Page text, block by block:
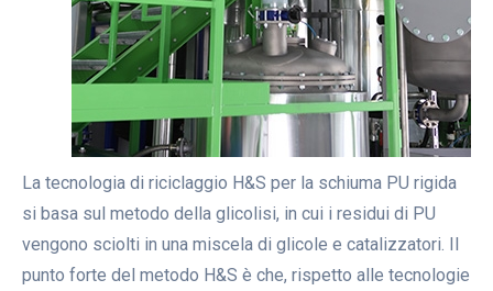
La tecnologia di riciclaggio H&S per la schiuma PU rigida
si basa sul metodo della glicolisi, in cui i residui di PU
vengono sciolti in una miscela di glicole e catalizzatori. Il
punto forte del metodo H&S è che, rispetto alle tecnologie